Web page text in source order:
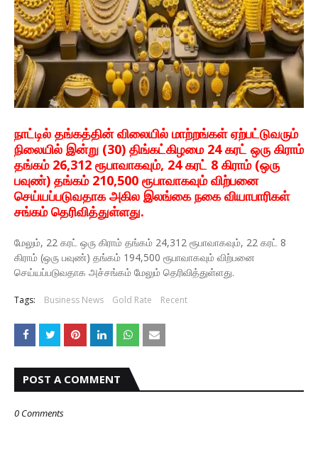
நாட்டில் தங்கத்தின் விலையில் மாற்றங்கள் ஏற்பட்டுவரும்
நிலையில் இன்று (30) திங்கட்கிழமை 24 கரட் ஒரு கிராம்
தங்கம் 26,312 ரூபாவாகவும், 24 கரட் 8 கிராம் (ஒரு
பவுண்) தங்கம் 210,500 ரூபாவாகவும் விற்பனை
செய்யப்படுவதாக அகில இலங்கை நகை வியாபாரிகள்
சங்கம் தெரிவித்துள்ளது.
மேலும், 22 கரட் ஒரு கிராம் தங்கம் 24,312 ரூபாவாகவும், 22 கரட் 8
கிராம் (ஒரு பவுண்) தங்கம் 194,500 ரூபாவாகவும் விற்பனை
செய்யப்படுவதாக அச்சங்கம் மேலும் தெரிவித்துள்ளது.
Tags: Business News Gold Rate Recent
POST A COMMENT
0 Comments